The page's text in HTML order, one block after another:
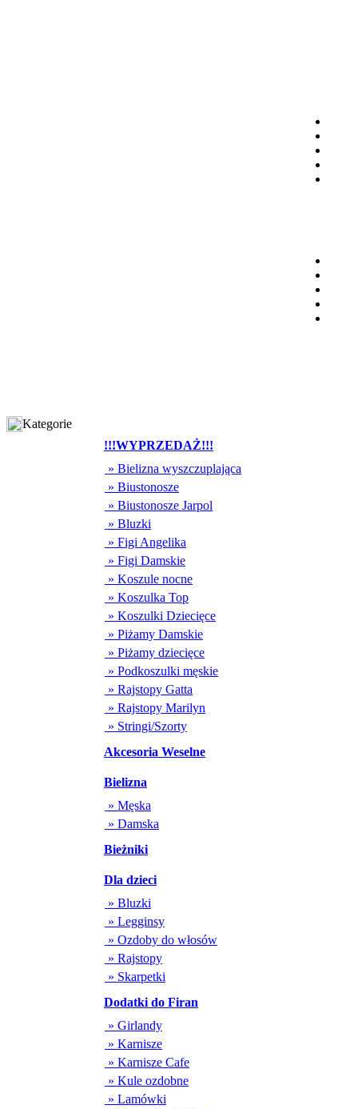
Kategorie
!!!WYPRZEDAŻ!!!
» Bielizna wyszczuplająca
» Biustonosze
» Biustonosze Jarpol
» Bluzki
» Figi Angelika
» Figi Damskie
» Koszule nocne
» Koszulka Top
» Koszulki Dziecięce
» Piżamy Damskie
» Piżamy dziecięce
» Podkoszulki męskie
» Rajstopy Gatta
» Rajstopy Marilyn
» Stringi/Szorty
Akcesoria Weselne
Bielizna
» Męska
» Damska
Bieżniki
Dla dzieci
» Bluzki
» Legginsy
» Ozdoby do włosów
» Rajstopy
» Skarpetki
Dodatki do Firan
» Girlandy
» Karnisze
» Karnisze Cafe
» Kule ozdobne
» Lamówki